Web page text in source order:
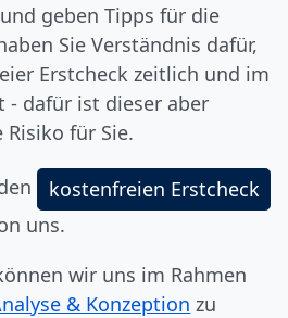
geben Tipps für die
Sie Verständnis dafür,
Erstcheck zeitlich und im
- dafür ist dieser aber
für Sie.
kostenfreien Erstcheck
uns.
wir uns im Rahmen
& Konzeption zu